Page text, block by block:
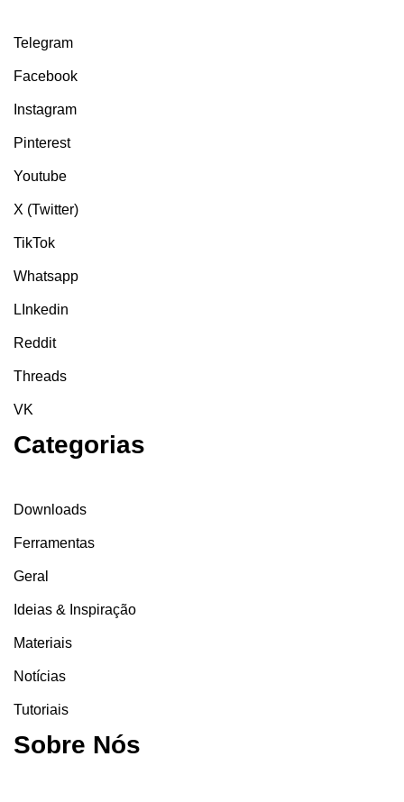
Telegram
Facebook
Instagram
Pinterest
Youtube
X (Twitter)
TikTok
Whatsapp
LInkedin
Reddit
Threads
VK
Categorias
Downloads
Ferramentas
Geral
Ideias & Inspiração
Materiais
Notícias
Tutoriais
Sobre Nós